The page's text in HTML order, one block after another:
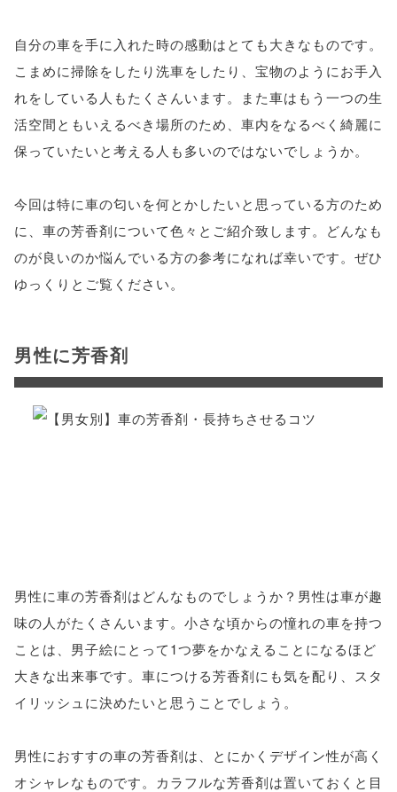
自分の車を手に入れた時の感動はとても大きなものです。
こまめに掃除をしたり洗車をしたり、宝物のようにお手入
れをしている人もたくさんいます。また車はもう一つの生
活空間ともいえるべき場所のため、車内をなるべく綺麗に
保っていたいと考える人も多いのではないでしょうか。
今回は特に車の匂いを何とかしたいと思っている方のため
に、車の芳香剤について色々とご紹介致します。どんなも
のが良いのか悩んでいる方の参考になれば幸いです。ぜひ
ゆっくりとご覧ください。
男性に芳香剤
男性に車の芳香剤はどんなものでしょうか？男性は車が趣
味の人がたくさんいます。小さな頃からの憧れの車を持つ
ことは、男子絵にとって1つ夢をかなえることになるほど
大きな出来事です。車につける芳香剤にも気を配り、スタ
イリッシュに決めたいと思うことでしょう。
男性におすすの車の芳香剤は、とにかくデザイン性が高く
オシャレなものです。カラフルな芳香剤は置いておくと目